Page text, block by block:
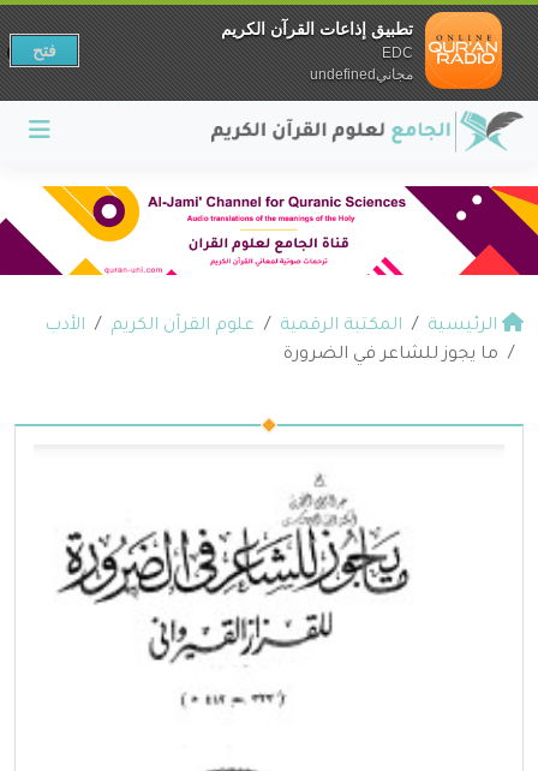
الرئيسية المكتبة الرقمية علوم القرآن الكريم
الأدب
ما يجوز للشاعر في الضرورة
تطبيق إذاعات القرآن الكريم
EDC
مجانيundefined
فتح